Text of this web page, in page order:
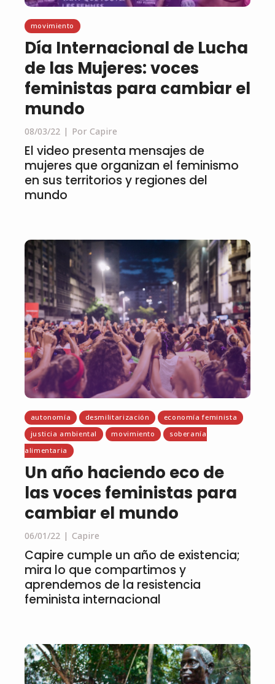
movimiento
Día Internacional de Lucha
de las Mujeres: voces
feministas para cambiar el
mundo
08/03/22 Por Capire
El video presenta mensajes de
mujeres que organizan el feminismo
en sus territorios y regiones del
mundo
autonomía desmilitarización
economía feminista
justicia ambiental
movimiento
soberanía
alimentaria
Un año haciendo eco de
las voces feministas para
cambiar el mundo
06/01/22 Capire
Capire cumple un año de existencia;
mira lo que compartimos y
aprendemos de la resistencia
feminista internacional